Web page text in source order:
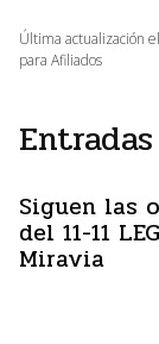
Última actualización
para Afiliados
Siguen las
del 11-11
Miravia